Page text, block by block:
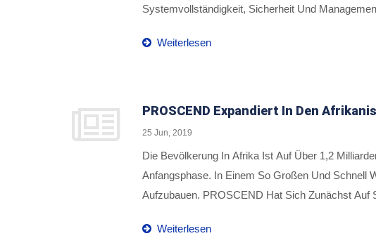
Systemvollständigkeit, Sicherheit Und
Der Kunden Gerecht Zu Werden, Engagiert Sich
Weiterlesen
PROSCEND Expandiert In Den
25 Jun, 2019
Die Bevölkerung In Afrika Ist Auf Über 1,2
Anfangsphase. In Einem So Großen Und Schnell
Aufzubauen. PROSCEND Hat Sich Zunächst Auf
Switch-Produkten Entwickelt, Sondern Sich Auch
Weiterlesen